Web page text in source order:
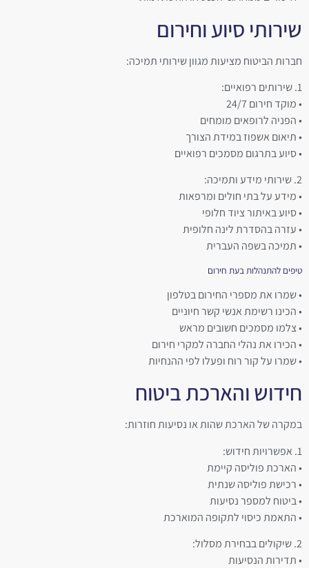
שירותי סיוע וחירום
חברות הביטוח מציעות מגוון שירותי תמיכה:
1. שירותים רפואיים:
• מוקד חירום 24/7
• הפניה לרופאים מומחים
• תיאום אשפוז במידת הצורך
• סיוע בתרגום מסמכים רפואיים
2. שירותי מידע ותמיכה:
• מידע על בתי חולים ומרפאות
• סיוע באיתור ציוד חלופי
• עזרה בהסדרת לינה חלופית
• תמיכה בשפה העברית
טיפים להתנהלות בעת חירום
• שמרו את מספרי החירום בטלפון
• הכינו רשימת אנשי קשר חיוניים
• צלמו מסמכים חשובים מראש
• הכירו את נהלי החברה למקרי חירום
• שמרו על קור רוח ופעלו לפי ההנחיות
חידוש והארכת ביטוח
במקרה של הארכת שהות או נסיעות חוזרות:
1. אפשרויות חידוש:
• הארכת פוליסה קיימת
• רכישת פוליסה שנתית
• ביטוח למספר נסיעות
• התאמת כיסוי לתקופה המוארכת
2. שיקולים בבחירת מסלול:
• תדירות הנסיעות